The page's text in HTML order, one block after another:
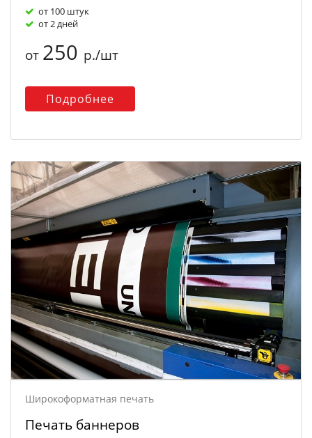
от 100 штук
от 2 дней
от 250 р./шт
Подробнее
Широкоформатная печать
Печать баннеров